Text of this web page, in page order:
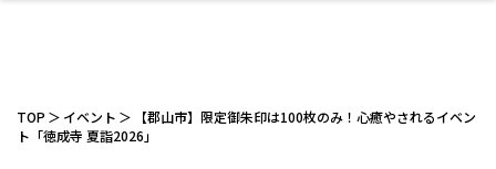
TOP イベント
【郡山市】限定御朱印は100枚のみ！心癒やされるイベン
ト「徳成寺 夏詣2026」